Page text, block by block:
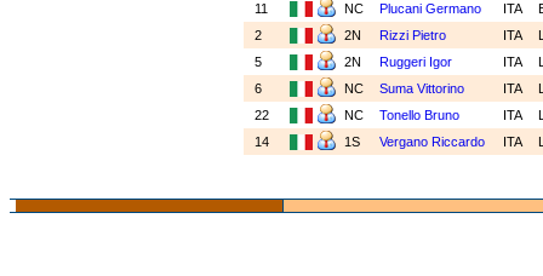
11
NC Plucani Germano ITA
2
2N Rizzi Pietro ITA
5
2N Ruggeri Igor ITA
6
NC Suma Vittorino ITA
22
NC Tonello Bruno ITA
14
1S Vergano Riccardo ITA